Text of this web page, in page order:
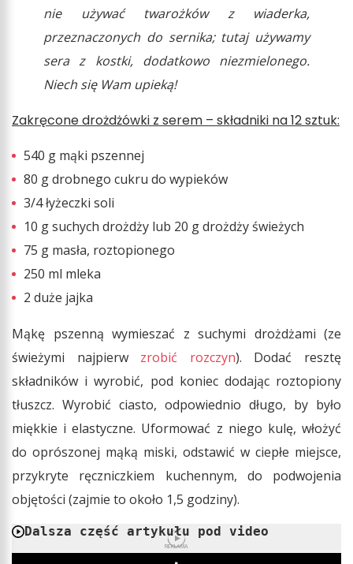
nie używać twarożków z wiaderka,
przeznaczonych do sernika; tutaj używamy
sera z kostki, dodatkowo niezmielonego.
Niech się Wam upieką!
Zakręcone drożdżówki z serem – składniki na 12 sztuk:
540 g mąki pszennej
80 g drobnego cukru do wypieków
3/4 łyżeczki soli
10 g suchych drożdży lub 20 g drożdży świeżych
75 g masła, roztopionego
250 ml mleka
2 duże jajka
Mąkę pszenną wymieszać z suchymi drożdżami (ze
świeżymi najpierw zrobić rozczyn). Dodać resztę
składników i wyrobić, pod koniec dodając roztopiony
tłuszcz. Wyrobić ciasto, odpowiednio długo, by było
miękkie i elastyczne. Uformować z niego kulę, włożyć
do oprószonej mąką miski, odstawić w ciepłe miejsce,
przykryte ręczniczkiem kuchennym, do podwojenia
objętości (zajmie to około 1,5 godziny).
Dalsza część artykułu pod video
REKLAMA